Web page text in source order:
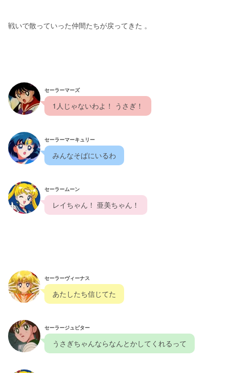
戦いで散っていった仲間たちが戻ってきた 。
セーラーマーズ
  1人じゃないわよ！ うさぎ！
セーラーマーキュリー
  みんなそばにいるわ
セーラームーン
  レイちゃん！ 亜美ちゃん！
セーラーヴィーナス
  あたしたち信じてた
セーラージュピター
  うさぎちゃんならなんとかしてくれるって